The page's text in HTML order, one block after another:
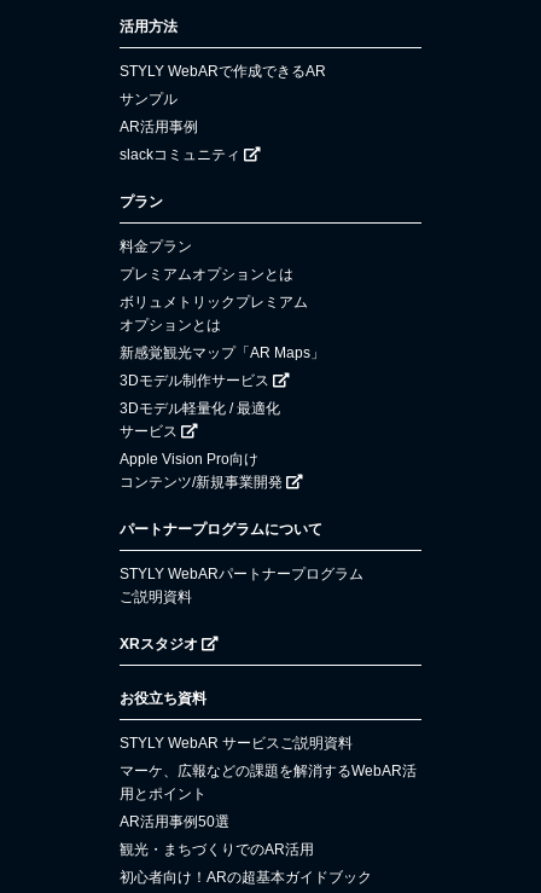
活用方法
STYLY WebARで作成できるAR
サンプル
AR活用事例
slackコミュニティ
プラン
料金プラン
プレミアムオプションとは
ボリュメトリックプレミアム
オプションとは
新感覚観光マップ「AR Maps」
3Dモデル制作サービス
3Dモデル軽量化 / 最適化
サービス
Apple Vision Pro向け
コンテンツ/新規事業開発
パートナープログラムについて
STYLY WebARパートナープログラム
ご説明資料
XRスタジオ
お役立ち資料
STYLY WebAR サービスご説明資料
マーケ、広報などの課題を解消するWebAR活
用とポイント
AR活用事例50選
観光・まちづくりでのAR活用
初心者向け！ARの超基本ガイドブック